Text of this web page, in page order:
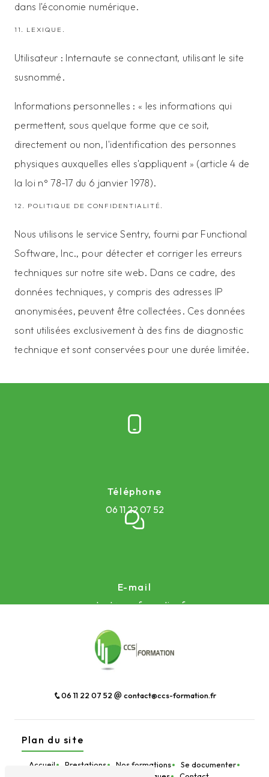
dans l'économie numérique.
11. LEXIQUE.
Utilisateur : Internaute se connectant, utilisant le site
susnommé.
Informations personnelles : « les informations qui
permettent, sous quelque forme que ce soit,
directement ou non, l'identification des personnes
physiques auxquelles elles s'appliquent » (article 4 de
la loi n° 78-17 du 6 janvier 1978).
12. POLITIQUE DE CONFIDENTIALITÉ.
Nous utilisons le service Sentry, fourni par Functional
Software, Inc., pour détecter et corriger les erreurs
techniques sur notre site web. Dans ce cadre, des
données techniques, y compris des adresses IP
anonymisées, peuvent être collectées. Ces données
sont utilisées exclusivement à des fins de diagnostic
technique et sont conservées pour une durée limitée.
Téléphone
06 11 22 07 52
E-mail
contact@ccs-formation.fr
06 11 22 07 52 contact@ccs-formation.fr
Plan du site
Accueil Prestations Nos formations
Se documenter